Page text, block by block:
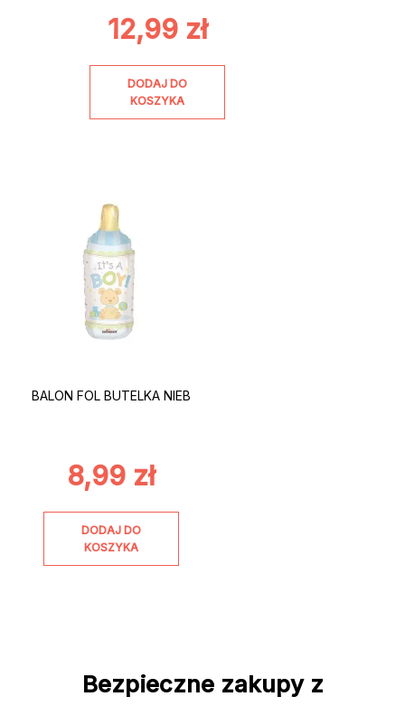
12,99 zł
DODAJ DO
KOSZYKA
BALON FOL BUTELKA NIEB
8,99 zł
DODAJ DO
KOSZYKA
Bezpieczne zakupy z